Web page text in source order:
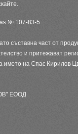
№ 107-83-5
съставна част от
и притежават
името на Спас Кирилов
ЕООД